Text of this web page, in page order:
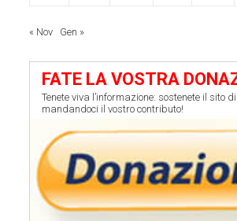
« Nov Gen »
FATE LA VOSTRA
Tenete viva l’informazione: sostenete il sito
mandandoci il vostro contributo!